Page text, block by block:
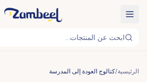
ابحث عن المنتجات...
الرئيسية/كتالوج العودة إلى المدرسة